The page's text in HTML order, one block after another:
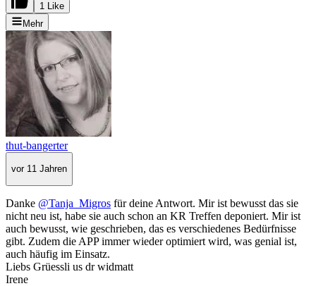
1 Like
Mehr
thut-bangerter
vor 11 Jahren
Danke @Tanja_Migros für deine Antwort. Mir ist bewusst das sie
nicht neu ist, habe sie auch schon an KR Treffen deponiert. Mir ist
auch bewusst, wie geschrieben, das es verschiedenes Bedürfnisse
gibt. Zudem die APP immer wieder optimiert wird, was genial ist,
auch häufig im Einsatz.
Liebs Grüessli us dr widmatt
Irene